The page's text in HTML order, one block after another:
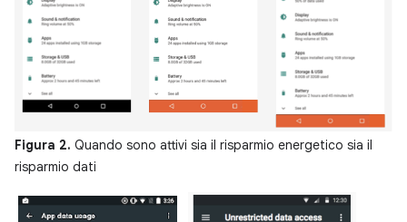
Figura 2. Quando sono attivi sia il risparmio energetico sia il
risparmio dati